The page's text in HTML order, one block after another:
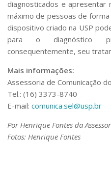
diagnosticados e apresentar
máximo de pessoas de
dispositivo criado na USP
para o diagnóstico
consequentemente, seu
Mais informações:
Assessoria de Comunicação do
Tel.: (16) 3373-8740
E-mail: comunica.sel@usp.br
Por Henrique Fontes da
Fotos: Henrique Fontes